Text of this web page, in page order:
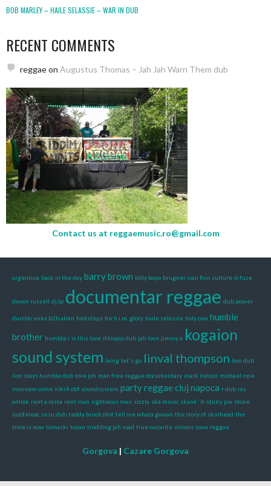
BOB MARLEY – HAILE SELASSIE – WAR IN DUB
RECENT COMMENTS
reggaeon Augustus Thomas – Jah Jah Warn Them dub
Contact us at reggaemusic.ro@gmail.com
argentina back in the day barry brown billy boyo brugner cian finn culture d-fuze
devon russell dj lp documentar reggae dub power
dumbo enka b2b alien footsteps for h.i.m. glory haile selassie holy cow humble
brother humble i is this love ithiopia dub jah love jimmy a kogaion
sound system laing let's go linval thompson lion dub
lion stays humble dub love jah man free reggae documentary mark iration michael rose
monsoon come niki4 obf soundsystem party reggae cluj napoca r dub ras
amlak rent a rasta rent man righteous man sizzla ska music skank' it sticky joe stone
subfeleac susu dub teddy bruckshot tell me whata gwaan the story of skinhead the
time is now tomaski toyan trodding jah road true nazarite visions zona reggae
Gorgova | Cazare Gorgova